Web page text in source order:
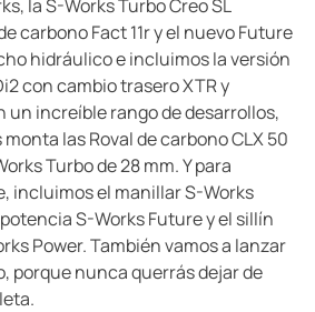
la S-Works Turbo Creo SL
carbono Fact 11r y el nuevo Future
hidráulico e incluimos la versión
con cambio trasero XTR y
un increíble rango de desarrollos,
las Roval de carbono CLX 50
Turbo de 28 mm. Y para
incluimos el manillar S-Works
S-Works Future y el sillín
Power. También vamos a lanzar
porque nunca querrás dejar de